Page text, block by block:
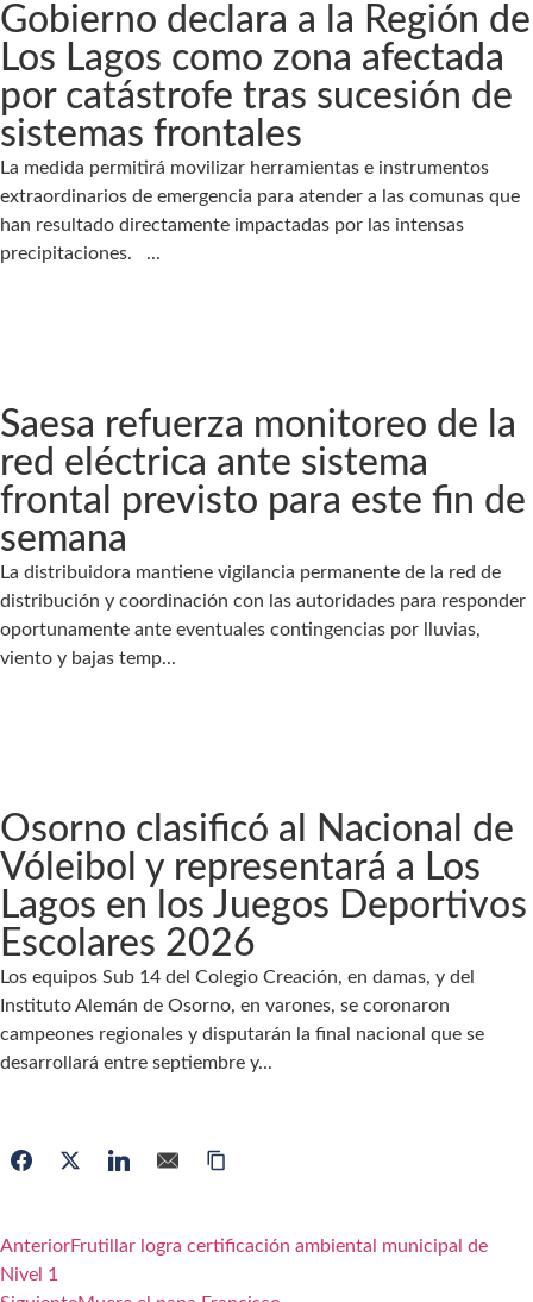
Gobierno declara a la Región de
Los Lagos como zona afectada
por catástrofe tras sucesión de
sistemas frontales
La medida permitirá movilizar herramientas e instrumentos
extraordinarios de emergencia para atender a las comunas que
han resultado directamente impactadas por las intensas
precipitaciones. ...
Saesa refuerza monitoreo de la
red eléctrica ante sistema
frontal previsto para este fin de
semana
La distribuidora mantiene vigilancia permanente de la red de
distribución y coordinación con las autoridades para responder
oportunamente ante eventuales contingencias por lluvias,
viento y bajas temp...
Osorno clasificó al Nacional de
Vóleibol y representará a Los
Lagos en los Juegos Deportivos
Escolares 2026
Los equipos Sub 14 del Colegio Creación, en damas, y del
Instituto Alemán de Osorno, en varones, se coronaron
campeones regionales y disputarán la final nacional que se
desarrollará entre septiembre y...
AnteriorFrutillar logra certificación ambiental municipal de
Nivel 1